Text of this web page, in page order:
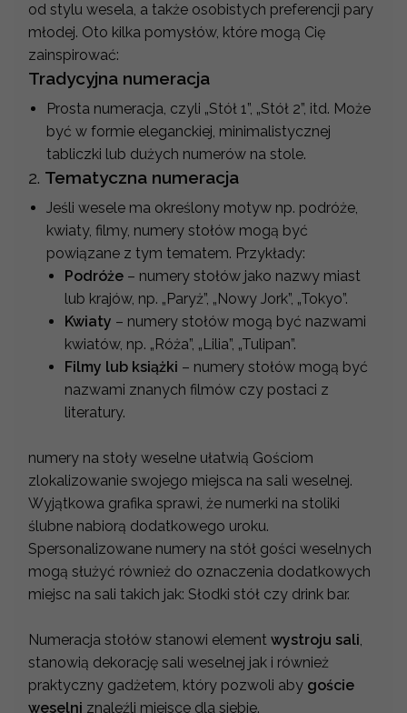
od stylu wesela, a także osobistych preferencji pary
młodej. Oto kilka pomysłów, które mogą Cię
zainspirować:
Tradycyjna numeracja
Prosta numeracja, czyli „Stół 1”, „Stół 2”, itd. Może
być w formie eleganckiej, minimalistycznej
tabliczki lub dużych numerów na stole.
2. Tematyczna numeracja
Jeśli wesele ma określony motyw np. podróże,
kwiaty, filmy, numery stołów mogą być
powiązane z tym tematem. Przykłady:
Podróże – numery stołów jako nazwy miast
lub krajów, np. „Paryż”, „Nowy Jork”, „Tokyo”.
Kwiaty – numery stołów mogą być nazwami
kwiatów, np. „Róża”, „Lilia”, „Tulipan”.
Filmy lub książki – numery stołów mogą być
nazwami znanych filmów czy postaci z
literatury.
numery na stoły weselne ułatwią Gościom
zlokalizowanie swojego miejsca na sali weselnej.
Wyjątkowa grafika sprawi, że numerki na stoliki
ślubne nabiorą dodatkowego uroku.
Spersonalizowane numery na stół gości weselnych
mogą służyć również do oznaczenia dodatkowych
miejsc na sali takich jak: Słodki stół czy drink bar.
Numeracja stołów stanowi element wystroju sali,
stanowią dekorację sali weselnej jak i również
praktyczny gadżetem, który pozwoli aby goście
weselni znaleźli miejsce dla siebie.